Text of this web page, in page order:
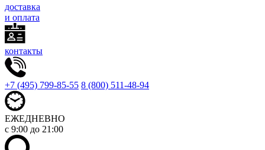
доставка
и оплата
контакты
+7 (495) 799-85-55 8 (800) 511-48-94
ЕЖЕДНЕВНО
с 9:00 до 21:00